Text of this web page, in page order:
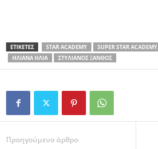
ΕΤΙΚΕΤΕΣ STAR ACADEMY SUPER STAR ACADEMY
ΗΛΙΆΝΑ ΗΛΊΑ
ΣΤΥΛΙΑΝΌΣ ΞΑΝΘΌΣ
Προηγούμενο άρθρο